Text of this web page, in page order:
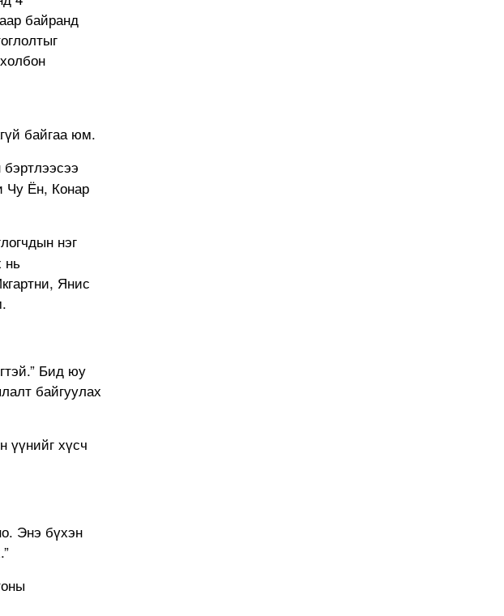
байранд
байгаа юм.
Чу Ён, Конар
нэг
нь
Янис
Бид юу
байгуулах
үүнийг хүсч
Энэ бүхэн